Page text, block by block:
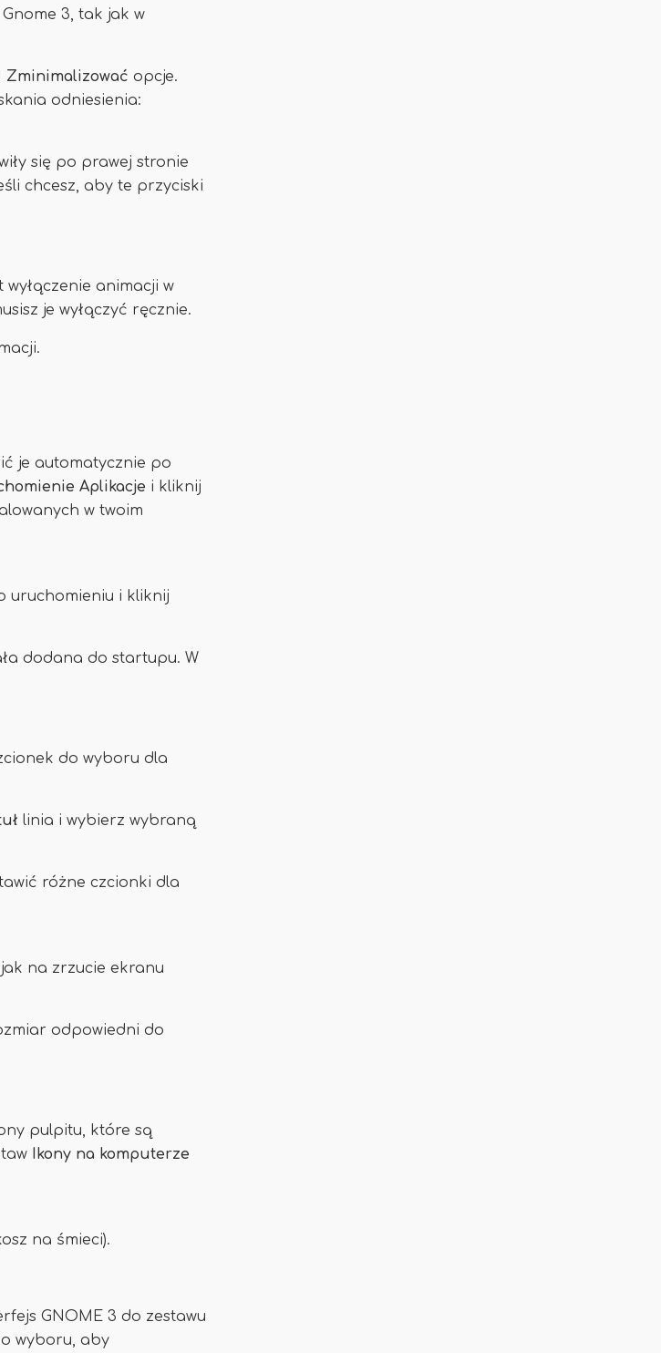
3, tak jak w
Zminimalizować opcje.
odniesienia:
się po prawej stronie
chcesz, aby te przyciski
animacji w
je wyłączyć ręcznie.
je automatycznie po
Aplikacje i kliknij
w twoim
uruchomieniu i kliknij
dodana do startupu. W
do wyboru dla
linia i wybierz wybraną
różne czcionki dla
na zrzucie ekranu
odpowiedni do
pulpitu, które są
Ikony na komputerze
na śmieci).
GNOME 3 do zestawu
wyboru, aby